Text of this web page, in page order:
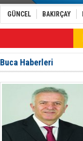
GÜNCEL BAKIRÇAY
Buca Haberleri